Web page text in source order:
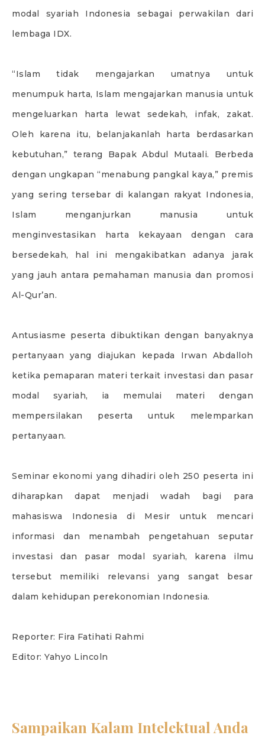
modal syariah Indonesia sebagai perwakilan dari
lembaga IDX.
“Islam tidak mengajarkan umatnya untuk
menumpuk harta, Islam mengajarkan manusia untuk
mengeluarkan harta lewat sedekah, infak, zakat.
Oleh karena itu, belanjakanlah harta berdasarkan
kebutuhan,” terang Bapak Abdul Mutaali. Berbeda
dengan ungkapan “menabung pangkal kaya,” premis
yang sering tersebar di kalangan rakyat Indonesia,
Islam menganjurkan manusia untuk
menginvestasikan harta kekayaan dengan cara
bersedekah, hal ini mengakibatkan adanya jarak
yang jauh antara pemahaman manusia dan promosi
Al-Qur’an.
Antusiasme peserta dibuktikan dengan banyaknya
pertanyaan yang diajukan kepada Irwan Abdalloh
ketika pemaparan materi terkait investasi dan pasar
modal syariah, ia memulai materi dengan
mempersilakan peserta untuk melemparkan
pertanyaan.
Seminar ekonomi yang dihadiri oleh 250 peserta ini
diharapkan dapat menjadi wadah bagi para
mahasiswa Indonesia di Mesir untuk mencari
informasi dan menambah pengetahuan seputar
investasi dan pasar modal syariah, karena ilmu
tersebut memiliki relevansi yang sangat besar
dalam kehidupan perekonomian Indonesia.
Reporter: Fira Fatihati Rahmi
Editor: Yahyo Lincoln